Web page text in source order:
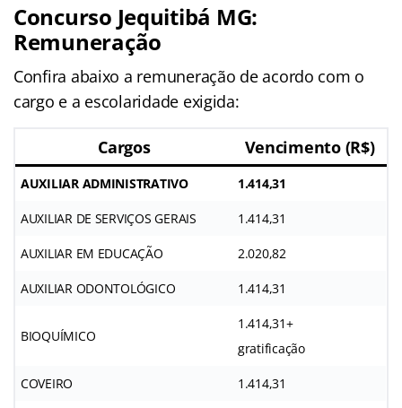
Concurso Jequitibá MG:
Remuneração
Confira abaixo a remuneração de acordo com o
cargo e a escolaridade exigida:
Cargos Vencimento (R$)
AUXILIAR ADMINISTRATIVO 1.414,31
AUXILIAR DE SERVIÇOS GERAIS 1.414,31
AUXILIAR EM EDUCAÇÃO 2.020,82
AUXILIAR ODONTOLÓGICO 1.414,31
BIOQUÍMICO
1.414,31+
gratificação
COVEIRO 1.414,31